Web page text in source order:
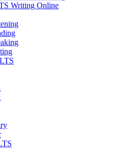
Writing Online